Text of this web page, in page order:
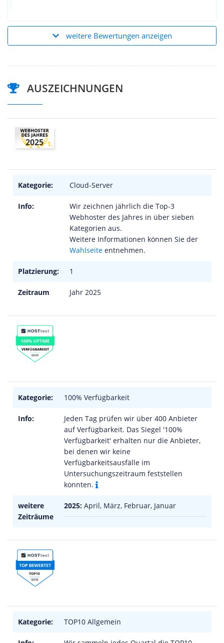
weitere Bewertungen anzeigen
AUSZEICHNUNGEN
2025
Kategorie: Cloud-Server
Info:
Wir zeichnen jährlich die Top-3
Webhoster des Jahres in über sieben
Kategorien aus.
Weitere Informationen können Sie der
Wahlseite entnehmen.
Platzierung: 1
Zeitraum Jahr 2025
Kategorie: 100% Verfügbarkeit
Info:
Jeden Tag prüfen wir über 400 Anbieter
auf Verfügbarkeit. Das Siegel '100%
Verfügbarkeit' erhalten nur die Anbieter,
bei denen wir keine
Verfügbarkeitsausfälle im
Untersuchungszeitraum feststellen
konnten.
weitere
Zeiträume
2025: April, März, Februar, Januar
Kategorie: TOP10 Allgemein